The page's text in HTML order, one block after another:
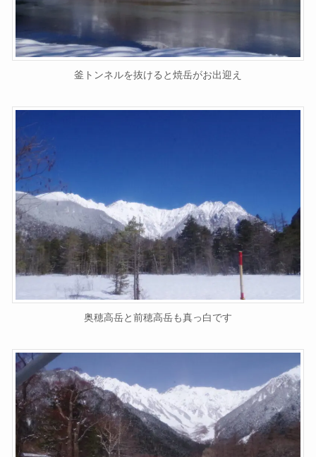
釜トンネルを抜けると焼岳がお出迎え
奥穂高岳と前穂高岳も真っ白です